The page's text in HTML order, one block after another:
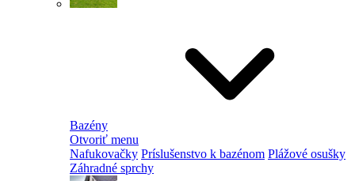
Bazény
Otvoriť menu
Nafukovačky Príslušenstvo k bazénom Plážové osušky
Záhradné sprchy